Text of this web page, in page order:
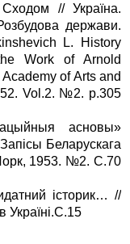
// Україна.
держави.
L. History
Work of Arnold
of Arts and
Vol.2. №2. p.305
асновы»
Беларускага
1953. №2. C.70
історик… //